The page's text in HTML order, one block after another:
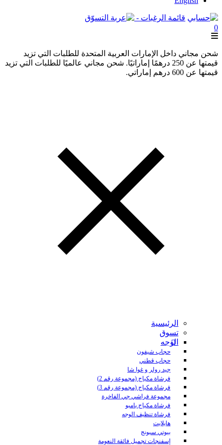
قائمة الرغبات -
0
شحن مجاني داخل الإمارات العربية المتحدة للطلبات التي تزيد
قيمتها عن 250 درهمًا إماراتيًا. شحن مجاني عالميًا للطلبات التي تزيد
قيمتها عن 600 درهم إماراتي.
الرئيسية
تسوق
الوجه
حجاب شيفون
حجاب قطني
جيد رولر و غوا شا
فرشاة مكياج (مجموعة رقم 2)
فرشاة مكياج (مجموعة رقم 3)
مجموعة فراشي جي الفاخرة
فرشاة مكياج بامبو
فرشاة تنظيف الوجه
هايلايت
بيوتي سبونج
إسفنجات تجميل فائقة النعومة